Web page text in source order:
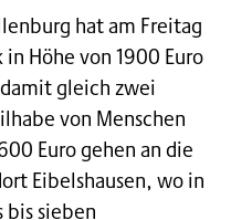
hat am Freitag
Höhe von 1900 Euro
gleich zwei
von Menschen
Euro gehen an die
Eibelshausen, wo in
bis sieben